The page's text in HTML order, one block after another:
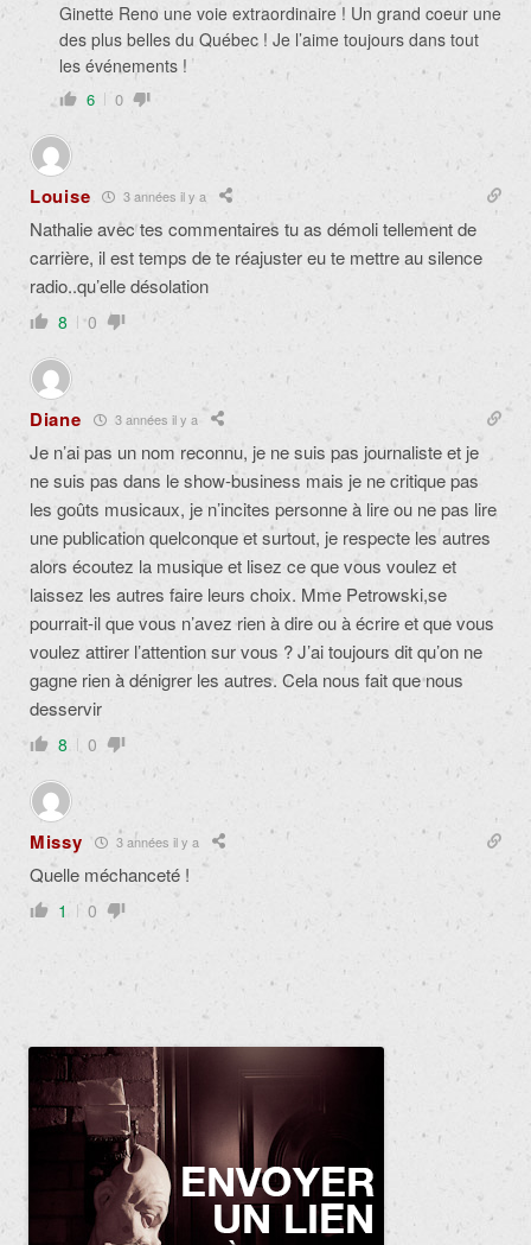
Ginette Reno une voie extraordinaire ! Un grand coeur une
des plus belles du Québec ! Je l’aime toujours dans tout
les événements !
6 0
Louise 3 années il y a
Nathalie avec tes commentaires tu as démoli tellement de
carrière, il est temps de te réajuster eu te mettre au silence
radio..qu’elle désolation
8 0
Diane 3 années il y a
Je n’ai pas un nom reconnu, je ne suis pas journaliste et je
ne suis pas dans le show-business mais je ne critique pas
les goûts musicaux, je n’incites personne à lire ou ne pas lire
une publication quelconque et surtout, je respecte les autres
alors écoutez la musique et lisez ce que vous voulez et
laissez les autres faire leurs choix. Mme Petrowski,se
pourrait-il que vous n’avez rien à dire ou à écrire et que vous
voulez attirer l’attention sur vous ? J’ai toujours dit qu’on ne
gagne rien à dénigrer les autres. Cela nous fait que nous
desservir
8 0
Missy 3 années il y a
Quelle méchanceté !
1 0